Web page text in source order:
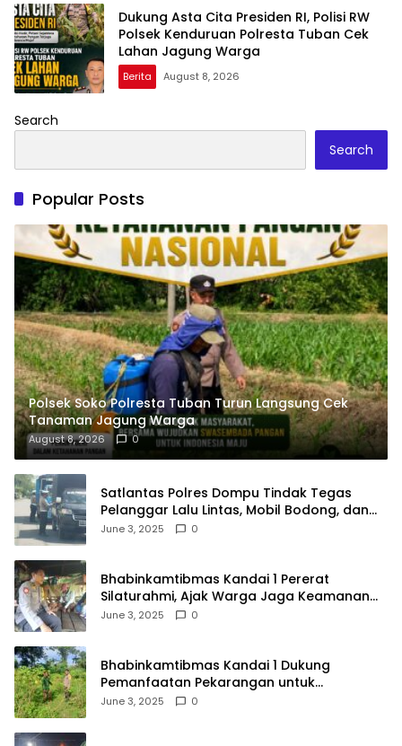
Dukung Asta Cita Presiden RI, Polisi RW
Polsek Kenduruan Polresta Tuban Cek
Lahan Jagung Warga
Berita August 8, 2026
Search
Search
Popular Posts
Polsek Soko Polresta Tuban Turun Langsung Cek
Tanaman Jagung Warga
August 8, 2026 0
Satlantas Polres Dompu Tindak Tegas
Pelanggar Lalu Lintas, Mobil Bodong, dan
Kendaraan Tak Bayar Pajak
June 3, 2025 0
Bhabinkamtibmas Kandai 1 Pererat
Silaturahmi, Ajak Warga Jaga Keamanan
Lingkungan
June 3, 2025 0
Bhabinkamtibmas Kandai 1 Dukung
Pemanfaatan Pekarangan untuk
Ketahanan Pangan Menuju Indonesia Emas
June 3, 2025 0